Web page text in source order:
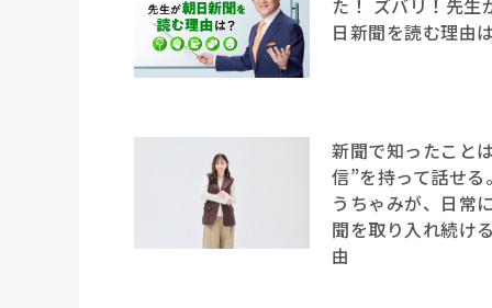
た！ ズバリ！先生
日新聞を読む理由
新聞で知ったこと
信”を持って話せる
うちゃみが、日常
聞を取り入れ続け
由